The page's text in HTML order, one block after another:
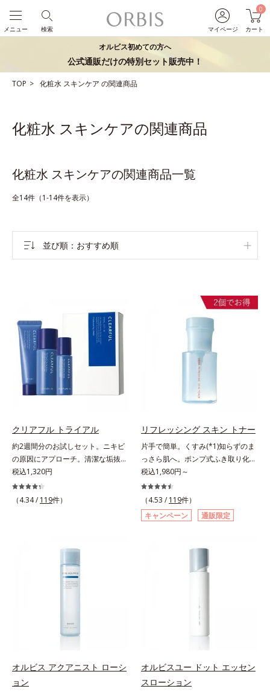
マイページ
0
カート
検索
メニュー
オルビス初めての方へ
公式通販だけの特別セット販売中！
TOP 化粧水 スキンケア の関連商品
化粧水 スキンケアの関連商品
化粧水 スキンケアの関連商品一覧
全14件（1-14件を表示）
並び順 おすすめ順
クリアフル トライアル
約2週間分のお試しセット。ニキビ
の原因にアプローチ。清潔な垢抜け
肌(*1)へ。「ニキビをくり返してし
まう」「毛穴目立ちが気になる」
「マスク生活であごや口まわりのニ
の目立ち」の両方にWでアプローチ
リーズです。5種の和漢植物由来成
分とコラーゲンが肌をいたわりなが
ます。さらにビタミンC誘導体をは
じめとした5種の整肌成分(*2)から
を配合。カプセルが浸透してから成
分を放出する特殊技術によって、高
い浸透力(*3)と安定性を実現。毛穴
税込1,320円
（4.34 / 119件）
リフレッシング スキン トナー
片手で簡単。くすみ(*1)知らずのま
っさら肌へ。ポンプ式ふき取り化粧
水。くすみ(*1)知らずのまっさら肌
へ。洗顔後すぐの肌に使う、ポンプ
式のふき取り化粧水です。ポンプ式
だから簡単。片手でぷしゅっと押す
だけでコットンに含ませられます。
来AHA(*2)が古い角質をやわらかく
イックフィット成分(*3)がほぐれた
CICA(*4)のほか、高浸透ビタミン
C(*5)や高浸透セラミド(*6)配合で肌
の水分量アップ。洗顔後の肌に使う
と後肌がやわらかくなり、くすみ知
らずのまっさら肌へ。メイクのり
(*7)もよくなります。さわやかさ広
がるシトラスハーバルの香り。*1
税込1,980円～
（4.53 / 119件）
キャンペーン
通販限定
オルビス アクアニスト ローシ
ョン
オルビスユー ドット エッセン
スローション